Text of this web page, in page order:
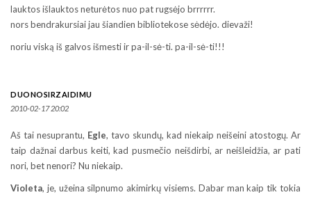
lauktos išlauktos neturėtos nuo pat rugsėjo brrrrrr.
nors bendrakursiai jau šiandien bibliotekose sėdėjo. dievaži!
noriu viską iš galvos išmesti ir pa-il-sė-ti. pa-il-sė-ti!!!
DUONOSIRZAIDIMU
2010-02-17 20:02
Aš tai nesuprantu, Egle, tavo skundų, kad niekaip neišeini atostogų. Ar
taip dažnai darbus keiti, kad pusmečio neišdirbi, ar neišleidžia, ar pati
nori, bet nenori? Nu niekaip.
Violeta, je, užeina silpnumo akimirkų visiems. Dabar man kaip tik tokia